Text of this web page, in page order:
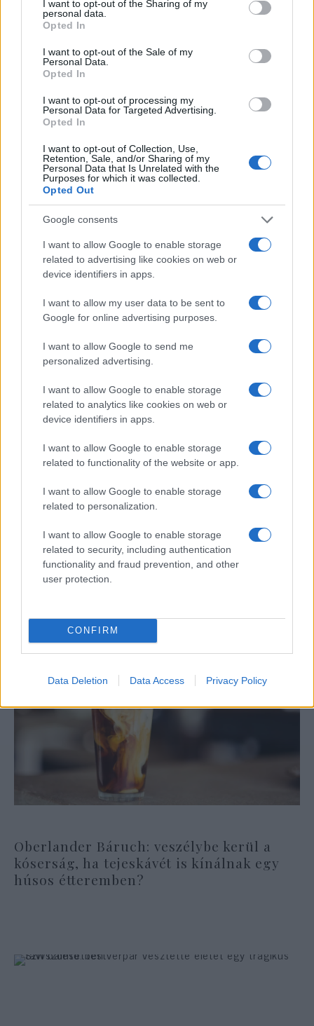
not limited to your visit or usage behaviour. You may click to
grant or deny consent to Google and its third-party tags to
use your data for below specified purposes in below Google
consent section.
I want to opt-out of the Sharing of my
personal data.
Opted In
I want to opt-out of the Sale of my
Personal Data.
Opted In
I want to opt-out of processing my
Personal Data for Targeted Advertising.
Opted In
I want to opt-out of Collection, Use,
Retention, Sale, and/or Sharing of my
Personal Data that Is Unrelated with the
Purposes for which it was collected.
Opted Out
Google consents
I want to allow Google to enable storage
related to advertising like cookies on web or
device identifiers in apps.
I want to allow my user data to be sent to
Google for online advertising purposes.
I want to allow Google to send me
personalized advertising.
I want to allow Google to enable storage
related to analytics like cookies on web or
device identifiers in apps.
I want to allow Google to enable storage
related to functionality of the website or app.
I want to allow Google to enable storage
related to personalization.
I want to allow Google to enable storage
related to security, including authentication
functionality and fraud prevention, and other
user protection.
CONFIRM
Data Deletion Data Access Privacy Policy
Raven Chacon lett az első őslakos
zeneszerző, aki Pulitzer-díjat kapott: a zenei
kategóriában Voiceless Mass című darabjáért
ítélték oda neki az elismerést.
A költészeti kategória díját Diane Seuss
nyerte el frank: sonnets című
verseskötetéért.
Lousie Glück magyar-zsidó
Nobelt
Óriási meglepetés várta a Hapoel Tel-
Aviv szurkolóit Miskolcon
Oberlander Báruch: veszélybe kerül a
kóserság, ha tejeskávét is kínálnak egy
húsos étteremben?